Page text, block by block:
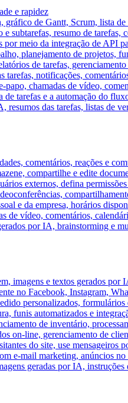
e rapidez
gráfico de Gantt, Scrum, lista de
subtarefas, resumo de
por meio da integração de API
planejamento de projetos,
de tarefas,
tarefas, notificações,
papo, chamadas de vídeo,
tarefas e a automação do
resumos das tarefas, listas de
comentários, reações e
compartilhe e edite
externos, defina
e da empresa, horários
de vídeo, comentários,
por IA, brainstorming e
imagens e textos gerados por
no Facebook, Instagram,
personalizados,
funis automatizados e
de inventário,
on-line, gerenciamento de
do site, use mensageiros
e-mail marketing, anúncios
geradas por IA, instruções